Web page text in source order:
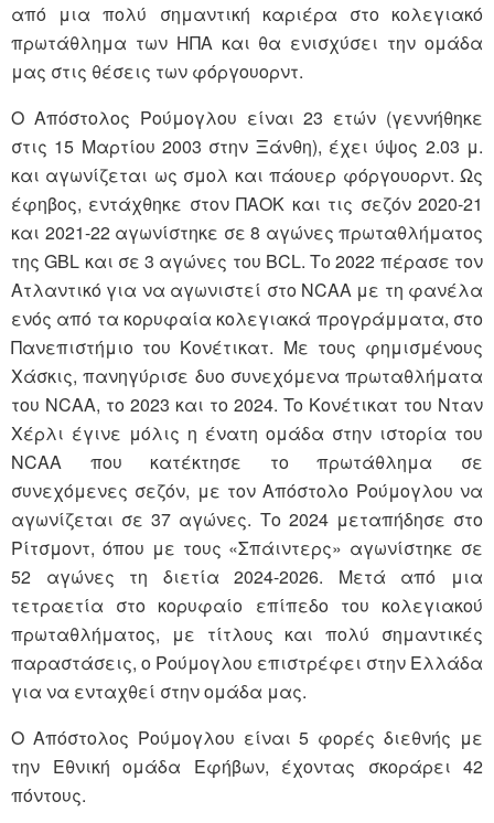
από μια πολύ σημαντική καριέρα στο κολεγιακό
πρωτάθλημα των ΗΠΑ και θα ενισχύσει την ομάδα
μας στις θέσεις των φόργουορντ.
Ο Απόστολος Ρούμογλου είναι 23 ετών (γεννήθηκε
στις 15 Μαρτίου 2003 στην Ξάνθη), έχει ύψος 2.03 μ.
και αγωνίζεται ως σμολ και πάουερ φόργουορντ. Ως
έφηβος, εντάχθηκε στον ΠΑΟΚ και τις σεζόν 2020-21
και 2021-22 αγωνίστηκε σε 8 αγώνες πρωταθλήματος
της GBL και σε 3 αγώνες του BCL. Το 2022 πέρασε τον
Ατλαντικό για να αγωνιστεί στο NCAA με τη φανέλα
ενός από τα κορυφαία κολεγιακά προγράμματα, στο
Πανεπιστήμιο του Κονέτικατ. Με τους φημισμένους
Χάσκις, πανηγύρισε δυο συνεχόμενα πρωταθλήματα
του NCAA, το 2023 και το 2024. To Κονέτικατ του Νταν
Χέρλι έγινε μόλις η ένατη ομάδα στην ιστορία του
NCAA που κατέκτησε το πρωτάθλημα σε
συνεχόμενες σεζόν, με τον Απόστολο Ρούμογλου να
αγωνίζεται σε 37 αγώνες. Το 2024 μεταπήδησε στο
Ρίτσμοντ, όπου με τους «Σπάιντερς» αγωνίστηκε σε
52 αγώνες τη διετία 2024-2026. Μετά από μια
τετραετία στο κορυφαίο επίπεδο του κολεγιακού
πρωταθλήματος, με τίτλους και πολύ σημαντικές
παραστάσεις, ο Ρούμογλου επιστρέφει στην Ελλάδα
για να ενταχθεί στην ομάδα μας.
Ο Απόστολος Ρούμογλου είναι 5 φορές διεθνής με
την Εθνική ομάδα Εφήβων, έχοντας σκοράρει 42
πόντους.